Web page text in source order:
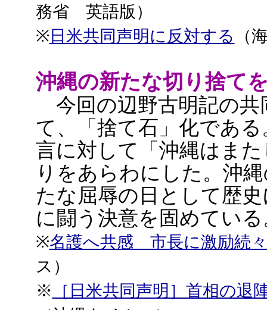
務省 英語版）
※ 日米共同声明に反対する （
沖縄の新たな切り捨て
今回の辺野古明記の共
て、「捨て石」化であ
言に対して「沖縄はま
りをあらわにした。沖
たな屈辱の日として歴
に闘う決意を固めている
※名護へ共感 市長に激励続
ス）
※
［日米共同声明］首相の